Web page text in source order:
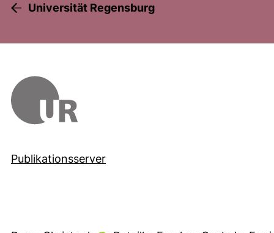
Universität Regensburg
Publikationsserver